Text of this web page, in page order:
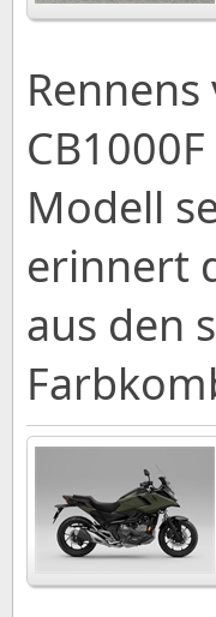
Modell
erinnert
aus den